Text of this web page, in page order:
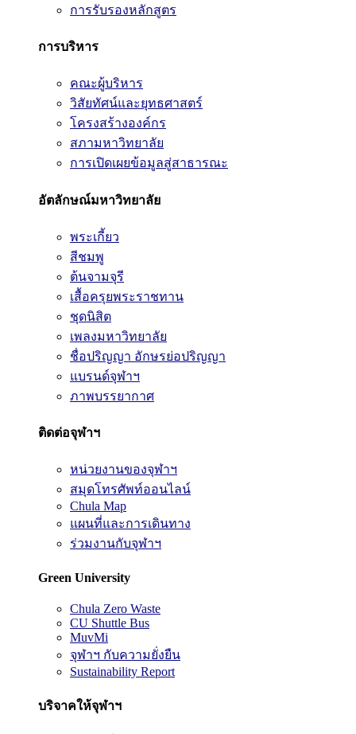
การรับรองหลักสูตร
การบริหาร
คณะผู้บริหาร
วิสัยทัศน์และยุทธศาสตร์
โครงสร้างองค์กร
สภามหาวิทยาลัย
การเปิดเผยข้อมูลสู่สาธารณะ
อัตลักษณ์มหาวิทยาลัย
พระเกี้ยว
สีชมพู
ต้นจามจุรี
เสื้อครุยพระราชทาน
ชุดนิสิต
เพลงมหาวิทยาลัย
ชื่อปริญญา อักษรย่อปริญญา
แบรนด์จุฬาฯ
ภาพบรรยากาศ
ติดต่อจุฬาฯ
หน่วยงานของจุฬาฯ
สมุดโทรศัพท์ออนไลน์
Chula Map
แผนที่และการเดินทาง
ร่วมงานกับจุฬาฯ
Green University
Chula Zero Waste
CU Shuttle Bus
MuvMi
จุฬาฯ กับความยั่งยืน
Sustainability Report
บริจาคให้จุฬาฯ